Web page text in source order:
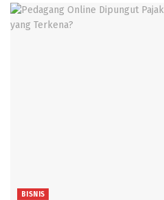
BISNIS